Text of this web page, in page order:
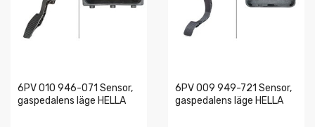
6PV 010 946-071 Sensor,
gaspedalens läge HELLA
6PV 009 949-721 Sensor,
gaspedalens läge HELLA